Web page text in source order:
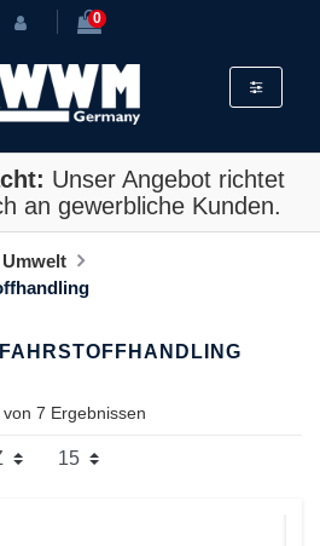
0
Toggle
Unser Angebot richtet
an gewerbliche Kunden.
Umwelt
7 Ergebnissen